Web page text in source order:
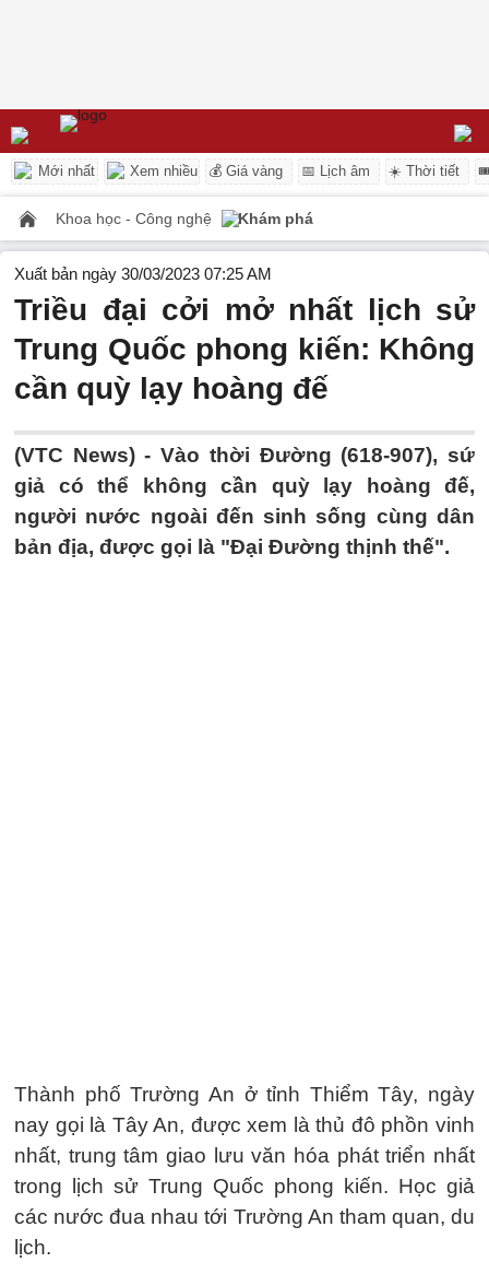
Mới nhất Xem nhiều 💰 Giá vàng 📅 Lịch âm ☀️ Thời tiết
Khoa học - Công nghệ Khám phá
Xuất bản ngày 30/03/2023 07:25 AM
Triều đại cởi mở nhất lịch sử
Trung Quốc phong kiến: Không
cần quỳ lạy hoàng đế
(VTC News) -Vào thời Đường (618-907), sứ
giả có thể không cần quỳ lạy hoàng đế,
người nước ngoài đến sinh sống cùng dân
bản địa, được gọi là "Đại Đường thịnh thế".
Thành phố Trường An ở tỉnh Thiểm Tây, ngày
nay gọi là Tây An, được xem là thủ đô phồn vinh
nhất, trung tâm giao lưu văn hóa phát triển nhất
trong lịch sử Trung Quốc phong kiến. Học giả
các nước đua nhau tới Trường An tham quan, du
lịch.